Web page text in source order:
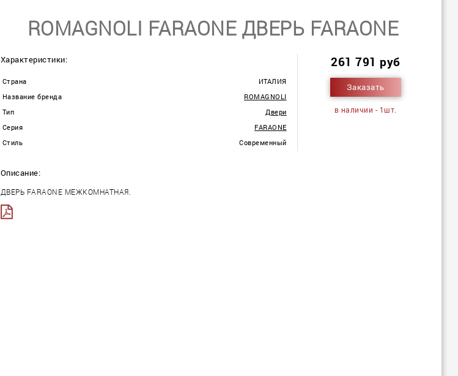
ROMAGNOLI FARAONE ДВЕРЬ FARAONE
Характеристики:
Страна
ИТАЛИЯ
Название бренда
ROMAGNOLI
Тип
Двеpи
Серия
FARAONE
Стиль
Современный
261 791 руб
Заказать
в наличии - 1шт.
Описание:
ДВЕРЬ FARAONE МЕЖКОМНАТНАЯ.